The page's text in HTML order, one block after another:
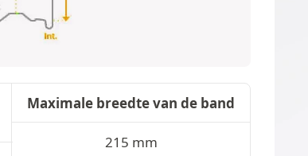
Maximale breedte van de band
215 mm